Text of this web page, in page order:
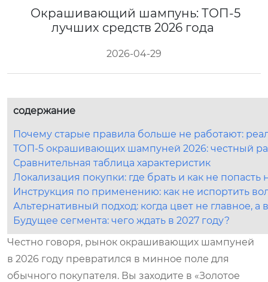
Окрашивающий шампунь: ТОП-5
лучших средств 2026 года
2026-04-29
содержание
Почему старые правила больше не работают:
ТОП-5 окрашивающих шампуней 2026: честный
Сравнительная таблица характеристик
Локализация покупки: где брать и как не
Инструкция по применению: как не испортить
Альтернативный подход: когда цвет не главное, а
Будущее сегмента: чего ждать в 2027 году?
Честно говоря, рынок окрашивающих шампуней
в 2026 году превратился в минное поле для
обычного покупателя. Вы заходите в «Золотое